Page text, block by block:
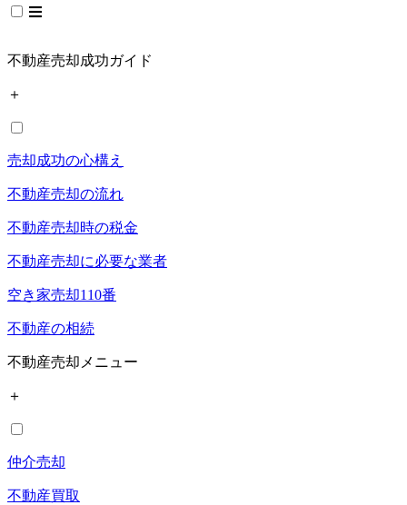
不動産売却成功ガイド
＋
売却成功の心構え
不動産売却の流れ
不動産売却時の税金
不動産売却に必要な業者
空き家売却110番
不動産の相続
不動産売却メニュー
＋
仲介売却
不動産買取